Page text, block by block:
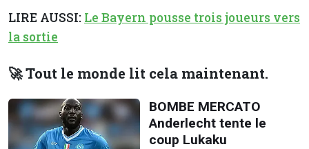
LIRE AUSSI: Le Bayern pousse trois joueurs vers
la sortie
🚀 Tout le monde lit cela maintenant.
BOMBE MERCATO
Anderlecht tente le
coup Lukaku